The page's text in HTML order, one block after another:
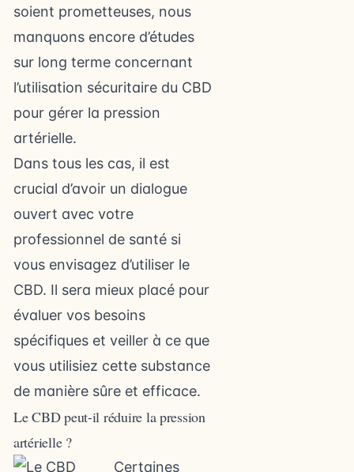
soient prometteuses, nous
manquons encore d’études
sur long terme concernant
l’utilisation sécuritaire du CBD
pour gérer la pression
artérielle.
Dans tous les cas, il est
crucial d’avoir un dialogue
ouvert avec votre
professionnel de santé si
vous envisagez d’utiliser le
CBD. Il sera mieux placé pour
évaluer vos besoins
spécifiques et veiller à ce que
vous utilisiez cette substance
de manière sûre et efficace.
Le CBD peut-il réduire la pression
artérielle ?
Certaines